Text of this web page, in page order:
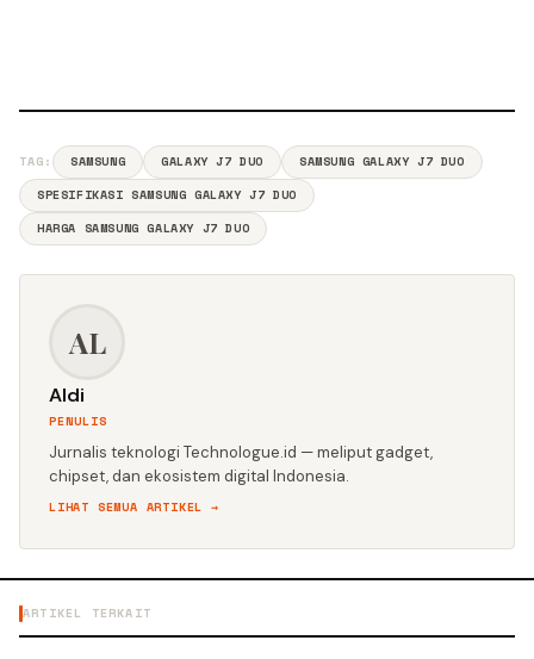
TAG: SAMSUNG GALAXY J7 DUO
SAMSUNG GALAXY J7 DUO
SPESIFIKASI SAMSUNG GALAXY J7 DUO
HARGA SAMSUNG GALAXY J7 DUO
AL
Aldi
PENULIS
Jurnalis teknologi Technologue.id — meliput gadget,
chipset, dan ekosistem digital Indonesia.
LIHAT SEMUA ARTIKEL →
ARTIKEL TERKAIT